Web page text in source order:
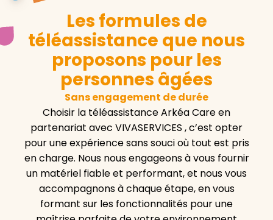
Les formules de
téléassistance que nous
proposons pour les
personnes âgées
Sans engagement de durée
Choisir la téléassistance Arkéa Care en
partenariat avec VIVASERVICES , c’est opter
pour une expérience sans souci où tout est pris
en charge. Nous nous engageons à vous fournir
un matériel fiable et performant, et nous vous
accompagnons à chaque étape, en vous
formant sur les fonctionnalités pour une